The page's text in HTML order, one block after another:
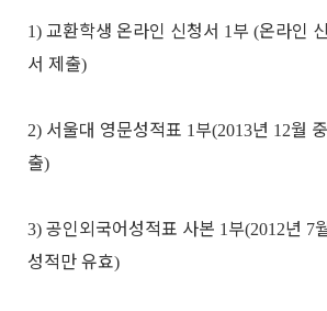
1) 교환학생 온라인 신청서 1 부 (온라인
서 제출)
2) 서울대 영문성적표 1 부(2013년 12월
출)
3) 공인외국어성적표 사본 1 부(2012년 7
성적만 유효)